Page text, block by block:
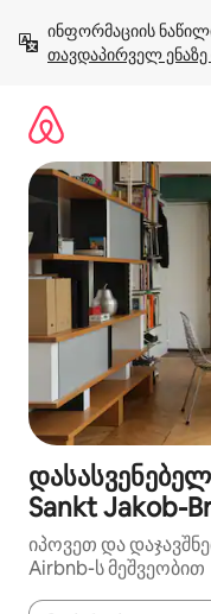
გადასვლა
თავდაპირველ ენაზე
Sankt Jakob-
იპოვეთ და
Airbnb-ს მეშვეობით